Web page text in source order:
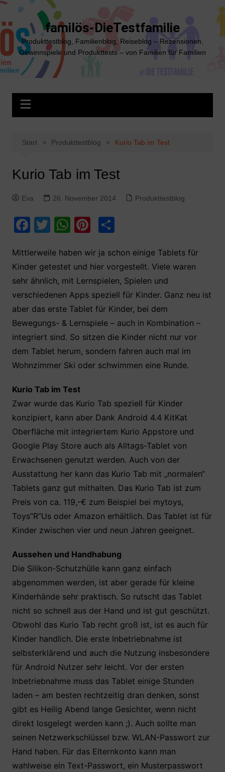
Zum
springen
familös-DieTestfamilie
Produkttestblog, Familienblog, Reiseblog – Rezensionen,
Gewinnspiele und Produkttests – von Familien für Familien
Start Produkttestblog Kurio Tab im Test
Kurio Tab im Test
Eva 26. November 2014 Produkttestblog
F
c
e
b
o
o
k
T
itt
er
W
at
s
A
p
p
Pi
er
e
st
T
le
n
Mittlerweile haben wir ja schon einige Tablets für
Kinder getestet und hier vorgestellt. Viele waren
sehr ähnlich, mit Lernspielen, Spielen und
verschiedenen Apps speziell für Kinder. Ganz neu ist
aber das erste Tablet für Kinder, bei dem
Bewegungs- & Lernspiele – auch in Kombination –
integriert sind. So sitzen die Kinder nicht nur vor
dem Tablet herum, sondern fahren auch mal im
Wohnzimmer Ski oder schwimmen eine Runde.
Kurio Tab im Test
Zwar wurde das Kurio Tab speziell für Kinder
konzipiert, kann aber Dank Android 4.4 KitKat
Oberfläche mit integriertem Kurio Appstore und
Google Play Store auch als Alltags-Tablet von
Erwachsenen genutzt werden. Auch von der
Ausstattung her kann das Kurio Tab mit „normalen“
Tablets ganz gut mithalten. Das Kurio Tab ist zum
Preis von ca. 119,-€ zum Beispiel bei mytoys,
Toys”R”Us oder Amazon erhältlich. Das Tablet ist für
Kinder zwischen vier und neun Jahren geeignet.
Aussehen und Handhabung
Die Silikon-Schutzhülle kann ganz einfach
abgenommen werden, ist aber gerade für kleine
Kinderhände sehr praktisch. So rutscht das Tablet
nicht so schnell aus der Hand und ist gut geschützt.
Obwohl das Kurio Tab recht groß ist, ist es auch für
Kinder handlich. Die erste Inbetriebnahme ist
selbsterklärend und auch die Nutzung insbesondere
für Android Nutzer sehr leicht. Vor der ersten
Inbetriebnahme muss das Tablet einige Stunden
laden – am besten rechtzeitig dran denken, sonst
gibt es Heilig Abend lange Gesichter, wenn nicht
direkt losgelegt werden kann ;). Auch sollte man
seinen Netzwerkschlüssel bzw. WLAN-Passwort zur
Hand haben. Für das Elternkonto kann man
wahlweise ein Text-Passwort, ein Musterpasswort